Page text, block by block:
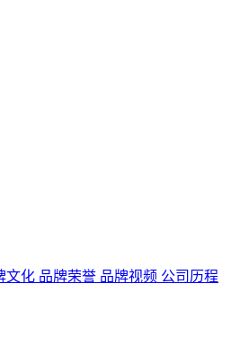
文化 品牌荣誉 品牌视频 公司历程